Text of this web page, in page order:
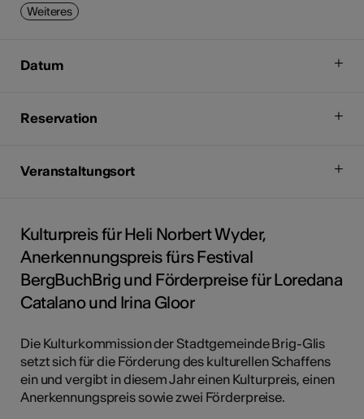
Weiteres
Datum
Reservation
Veranstaltungsort
Kulturpreis für Heli Norbert Wyder,
Anerkennungspreis fürs Festival
BergBuchBrig und Förderpreise für Loredana
Catalano und Irina Gloor
Die Kulturkommission der Stadtgemeinde Brig-Glis
setzt sich für die Förderung des kulturellen Schaffens
ein und vergibt in diesem Jahr einen Kulturpreis, einen
Anerkennungspreis sowie zwei Förderpreise.